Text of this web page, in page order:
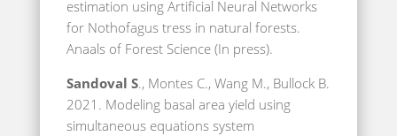
estimation using Artificial Neural Networks
for Nothofagus tress in natural forests.
Anaals of Forest Science (In press).
Sandoval S., Montes C., Wang M., Bullock B.
2021. Modeling basal area yield using
simultaneous equations system